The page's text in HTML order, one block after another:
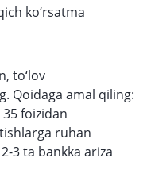
ko‘rsatma
to‘lov
Qoidaga amal qiling:
foizidan
ruhan
3 ta bankka ariza